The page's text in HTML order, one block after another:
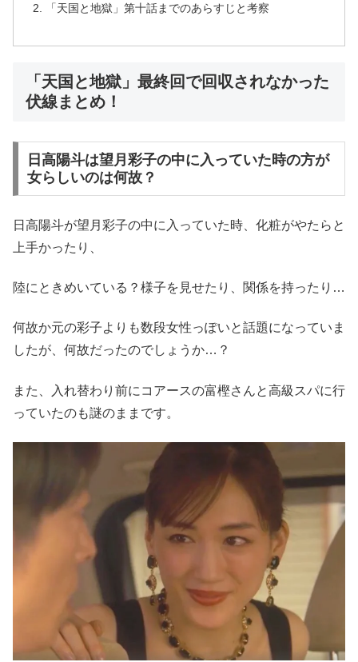
「天国と地獄」第十話までのあらすじと考察
「天国と地獄」最終回で回収されなかった
伏線まとめ！
日高陽斗は望月彩子の中に入っていた時の方が
女らしいのは何故？
日高陽斗が望月彩子の中に入っていた時、化粧がやたらと
上手かったり、
陸にときめいている？様子を見せたり、関係を持ったり…
何故か元の彩子よりも数段女性っぽいと話題になっていま
したが、何故だったのでしょうか…？
また、入れ替わり前にコアースの富樫さんと高級スパに行
っていたのも謎のままです。